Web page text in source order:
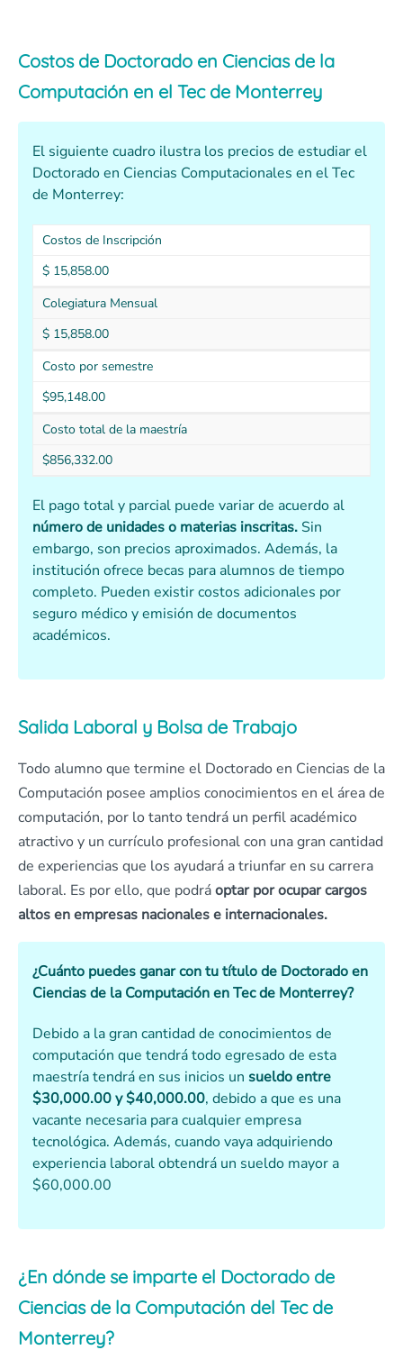
Costos de Doctorado en Ciencias de la
Computación en el Tec de Monterrey
El siguiente cuadro ilustra los precios de estudiar el
Doctorado en Ciencias Computacionales en el Tec
de Monterrey:
Costos de Inscripción
$ 15,858.00
Colegiatura Mensual
$ 15,858.00
Costo por semestre
$95,148.00
Costo total de la maestría
$856,332.00
El pago total y parcial puede variar de acuerdo al
número de unidades o materias inscritas. Sin
embargo, son precios aproximados. Además, la
institución ofrece becas para alumnos de tiempo
completo. Pueden existir costos adicionales por
seguro médico y emisión de documentos
académicos.
Salida Laboral y Bolsa de Trabajo
Todo alumno que termine el Doctorado en Ciencias de la
Computación posee amplios conocimientos en el área de
computación, por lo tanto tendrá un perfil académico
atractivo y un currículo profesional con una gran cantidad
de experiencias que los ayudará a triunfar en su carrera
laboral. Es por ello, que podráoptar por ocupar cargos
altos en empresas nacionales e internacionales.
¿Cuánto puedes ganar con tu título de Doctorado en
Ciencias de la Computación en Tec de Monterrey?
Debido a la gran cantidad de conocimientos de
computación que tendrá todo egresado de esta
maestría tendrá en sus inicios un sueldo entre
$30,000.00 y $40,000.00, debido a que es una
vacante necesaria para cualquier empresa
tecnológica. Además, cuando vaya adquiriendo
experiencia laboral obtendrá un sueldo mayor a
$60,000.00
¿En dónde se imparte el Doctorado de
Ciencias de la Computación del Tec de
Monterrey?